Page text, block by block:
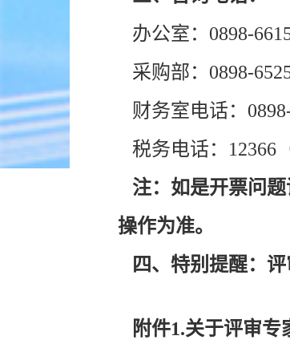
办公室：0898-
采购部：0898-
财务室电话：
税务电话：12366
注：如是开票问题
操作为准。
四、特别提醒：评
附件1.关于评审专